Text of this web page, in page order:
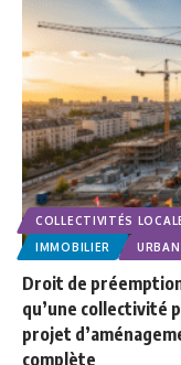
COLLECTIVITÉS
IMMOBILIER
Droit de
qu’une collectivité
projet
complète